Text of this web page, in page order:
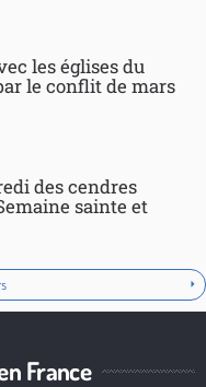
les églises du
le conflit de mars
des cendres
sainte et
France